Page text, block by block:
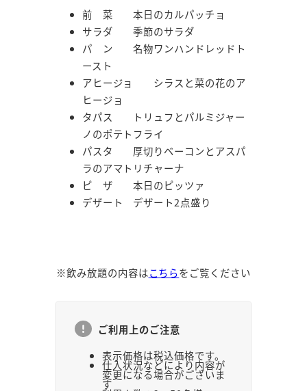
前 菜 本日のカルパッチョ
サラダ 季節のサラダ
パ ン 名物ワンハンドレッドト
ースト
アヒージョ シラスと菜の花のア
ヒージョ
タパス トリュフとパルミジャー
ノのポテトフライ
パスタ 厚切りベーコンとアスパ
ラのアマトリチャーナ
ピ ザ 本日のピッツァ
デザート デザート2点盛り
※飲み放題の内容はこちらをご覧ください
ご利用上のご注意
表示価格は税込価格です。
仕入状況などにより内容が
変更になる場合がございま
す